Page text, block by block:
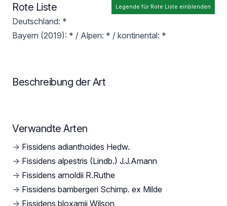
Legende für Rote Liste einblenden
Rote Liste
Deutschland: *
Bayern (2019): * / Alpen: * / kontinental: *
Beschreibung der Art
Verwandte Arten
→ Fissidens adianthoides Hedw.
→ Fissidens alpestris (Lindb.) J.J.Amann
→ Fissidens arnoldii R.Ruthe
→ Fissidens bambergeri Schimp. ex Milde
→ Fissidens bloxamii Wilson